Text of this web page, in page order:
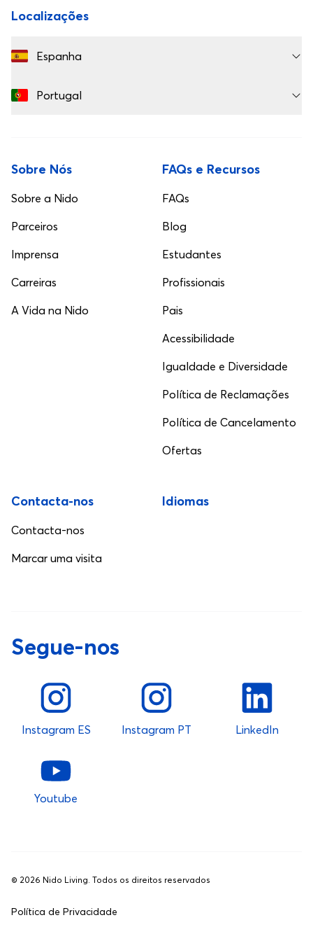
Localizações
Espanha
Portugal
Sobre Nós
Sobre a Nido
Parceiros
Imprensa
Carreiras
A Vida na Nido
FAQs e Recursos
FAQs
Blog
Estudantes
Profissionais
Pais
Acessibilidade
Igualdade e Diversidade
Política de Reclamações
Política de Cancelamento
Ofertas
Contacta-nos
Contacta-nos
Marcar uma visita
Idiomas
Segue-nos
Instagram ES Instagram PT LinkedIn
Youtube
© 2026 Nido Living. Todos os direitos reservados
Política de Privacidade